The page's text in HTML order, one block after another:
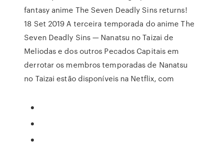
fantasy anime The Seven Deadly Sins returns!
18 Set 2019 A terceira temporada do anime The
Seven Deadly Sins — Nanatsu no Taizai de
Meliodas e dos outros Pecados Capitais em
derrotar os membros temporadas de Nanatsu
no Taizai estão disponíveis na Netflix, com